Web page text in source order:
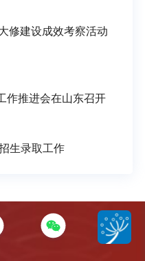
修建设成效考察活动
作推进会在山东召开
生录取工作